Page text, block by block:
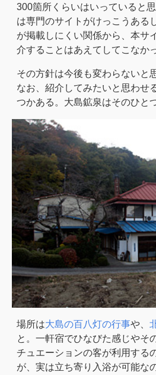
300箇所くらいはいっていると
は専門のサイトがけっこうある
が掲載しにくい関係から、本サ
介することはあえてしてこなか
その方針は今後も変わらないと
なお、紹介してみたいと思わせ
つかある。大島鉱泉はそのひと
場所は大島の百八灯の行事や、
と。一軒宿でひなびた感じやそ
チュエーションの客が利用する
が、実は立ち寄り入浴が可能な